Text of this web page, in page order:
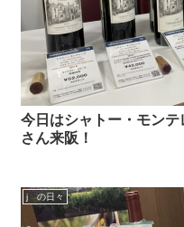
今日はシャトー・モン
さん来阪！
j の日々